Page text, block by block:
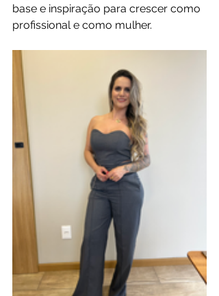
base e inspiração para crescer como
profissional e como mulher.